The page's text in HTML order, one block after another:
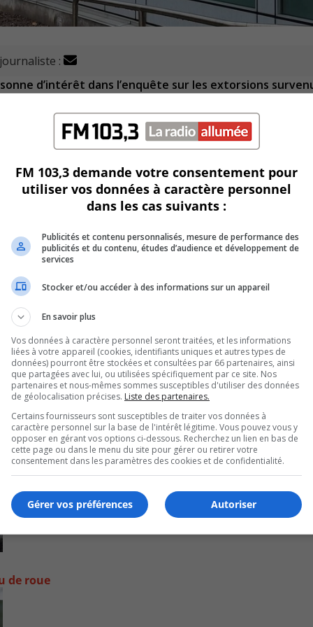
:
d’intérêt dans l’enquête sur les extorsions
mois.
Montréal, par le Service de police de la Ville de Montréal
de Longueuil (SPAL).
des « Projets spéciaux », permettra aux enquêteurs
à Saint-Lambert pour un incendie criminel en lien
est une perte totale.
de roue
FM 103,3 demande votre consentement pour
utiliser vos données à caractère personnel
dans les cas suivants :
Publicités et contenu personnalisés, mesure de performance des
publicités et du contenu, études d’audience et développement de
services
Stocker et/ou accéder à des informations sur un appareil
En savoir plus
Vos données à caractère personnel seront traitées, et les informations
liées à votre appareil (cookies, identifiants uniques et autres types de
données) pourront être stockées et consultées par 66 partenaires, ainsi
que partagées avec lui, ou utilisées spécifiquement par ce site. Nos
partenaires et nous-mêmes sommes susceptibles d'utiliser des données
de géolocalisation précises. Liste des partenaires.
Certains fournisseurs sont susceptibles de traiter vos données à
caractère personnel sur la base de l'intérêt légitime. Vous pouvez vous y
opposer en gérant vos options ci-dessous. Recherchez un lien en bas de
cette page ou dans le menu du site pour gérer ou retirer votre
consentement dans les paramètres des cookies et de confidentialité.
Autoriser
Gérer vos préférences